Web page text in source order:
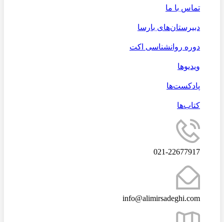
تماس با ما
دبیرستان‌های بارسا
دوره روانشناسی اکت
ویدیوها
پادکست‌ها
کتاب‌ها
021-22677917
info@alimirsadeghi.com